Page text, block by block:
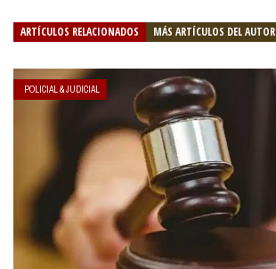
ARTÍCULOS RELACIONADOS MÁS ARTÍCULOS DEL AUTOR
POLICIAL & JUDICIAL